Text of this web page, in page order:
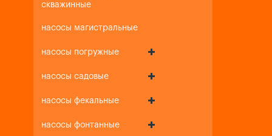
скважинные
насосы магистральные
насосы погружные
насосы садовые
насосы фекальные
насосы фонтанные